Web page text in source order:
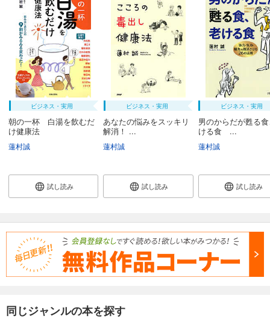
ビジネス・実用
朝の一杯 白湯を飲むだ
け健康法
蓮村誠
試し読み
ビジネス・実用
あなたの悩みをスッキリ
解消！ ...
蓮村誠
試し読み
ビジネス・実用
男のからだが甦る
ける食 ...
蓮村誠
試し読み
同じジャンルの本を探す